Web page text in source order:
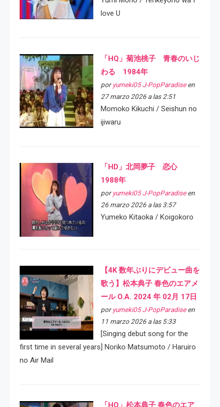
love U
「HQ」菊池桃子 青春のいじ
わる 1984年
por yumeki05 J-PopParadiseen
27 marzo 2026 a las 2:51
Momoko Kikuchi / Seishun no
ijiwaru
「HD」北岡夢子 恋心
1988年
por yumeki05 J-PopParadiseen
26 marzo 2026 a las 3:57
Yumeko Kitaoka / Koigokoro
【4K 数年ぶりにデビュー曲を
歌う】松本典子 春色のエアメ
ール O.A. 2024 年 02月 17日
por yumeki05 J-PopParadiseen
11 marzo 2026 a las 5:33
[Singing debut song for the
first time in several years] Noriko Matsumoto / Haruiro
no Air Mail
「HQ」松本典子 春色のエア